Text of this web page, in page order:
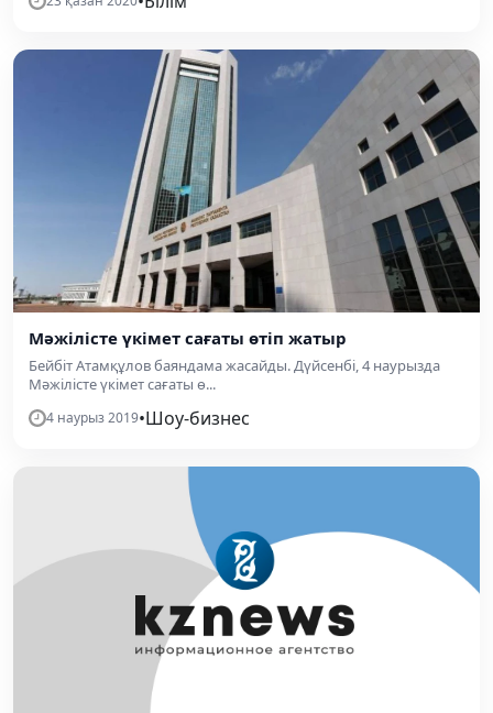
Мәжілісте үкімет сағаты өтіп жатыр
Бейбіт Атамқұлов баяндама жасайды. Дүйсенбі, 4 наурызда
Мәжілісте үкімет сағаты ө...
4 наурыз 2019•Шоу-бизнес